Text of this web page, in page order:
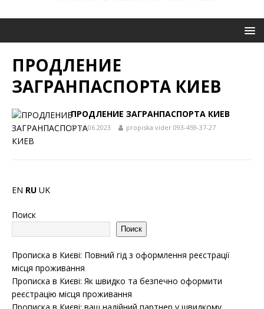
ПРОДЛЕНИЕ
ЗАГРАНПАСПОРТА КИЕВ
ПРОДЛЕНИЕ ЗАГРАНПАСПОРТА КИЕВ
26.06.2023 propiska vider 093-459-37-27
EN RU UK
Поиск
Поиск
Прописка в Києві: Повний гід з оформлення реєстрації
місця проживання
Прописка в Києві: Як швидко та безпечно оформити
реєстрацію місця проживання